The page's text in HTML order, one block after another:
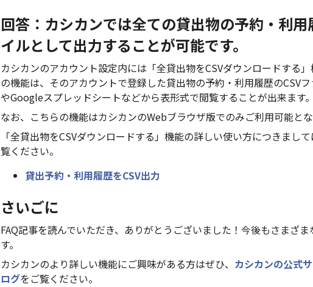
回答：カシカンでは全ての貸出物の予約・利用
イルとして出力することが可能です。
カシカンのアカウント設定内には「全貸出物をCSVダウンロードする
の機能は、そのアカウントで登録した貸出物の予約・利用履歴のCSV
やGoogleスプレッドシートなどから表形式で閲覧することが出来ます。
なお、こちらの機能はカシカンのWebブラウザ版でのみご利用可能とな
「全貸出物をCSVダウンロードする」機能の詳しい使い方につきまし
覧ください。
貸出予約・利用履歴をCSV出力
さいごに
FAQ記事を読んでいただき、ありがとうございました！今後もさまざ
す。
カシカンのより詳しい機能にご興味がある方はぜひ、 カシカンの公式
ログをご覧ください。